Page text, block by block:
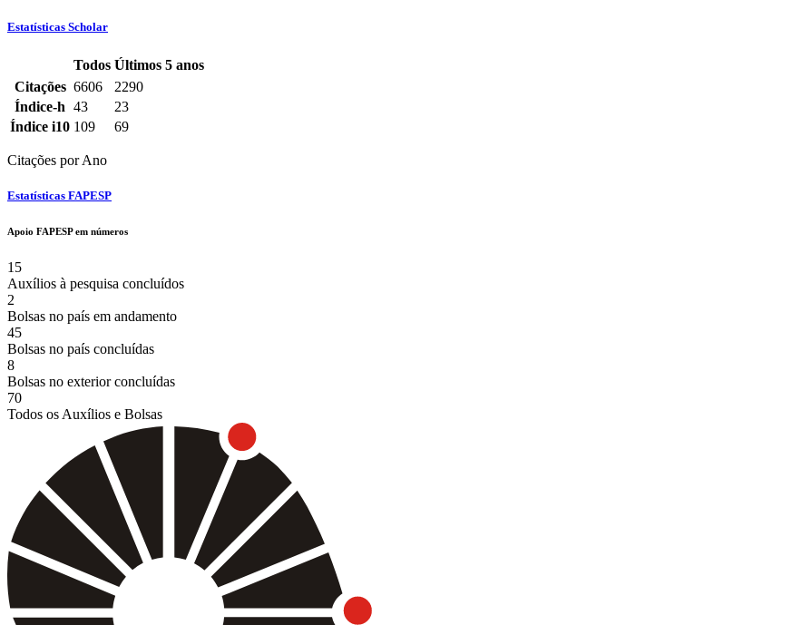
Estatísticas Scholar
Estatísticas
Scholar
do
docente
Todos Últimos 5 anos
Citações 6606
2290
Índice-h 43
23
Índice i10 109 69
Citações por Ano
Estatísticas FAPESP
Apoio FAPESP em números
15
Auxílios à pesquisa concluídos
2
Bolsas no país em andamento
45
Bolsas no país concluídas
8
Bolsas no exterior concluídas
70
Todos os Auxílios e Bolsas